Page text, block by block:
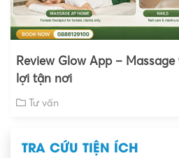
Review Glow App –
lợi tận nơi
Tư vấn
TRA CỨU TIỆN ÍCH